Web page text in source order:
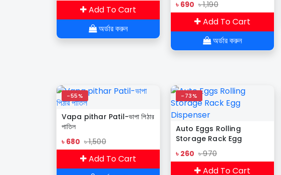
Add To Cart
অর্ডার করুন
Lighter
৳ 690 ৳ 1,190
Add To Cart
অর্ডার করুন
-55%
Vapa pithar Patil-ভাপা পিঠার
পাতিল
৳ 680 ৳ 1,500
Add To Cart
-73%
Auto Eggs Rolling
Storage Rack Egg
Dispenser
৳ 260 ৳ 970
Add To Cart